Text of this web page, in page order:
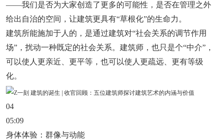
——我们是否为大家创造了更多的可能性，是否在管理之外
给出自治的空间，让建筑更具有“草根化”的生命力。
建筑所能施加于人的，是通过建筑对“社会关系的调节作用
场”，扰动一种既定的社会关系。建筑师，也只是个“中介”，
可以使人更亲近、更平等，也可以使人更疏远、更有等级
化。
04
05:09
身体体验：群像与动能